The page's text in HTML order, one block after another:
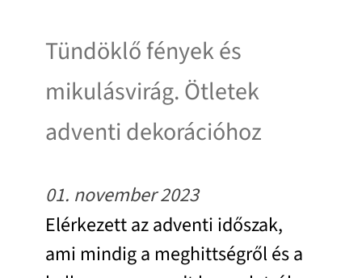
Tündöklő fények és
mikulásvirág. Ötletek
adventi dekorációhoz
01. november 2023
Elérkezett az adventi időszak,
ami mindig a meghittségről és a